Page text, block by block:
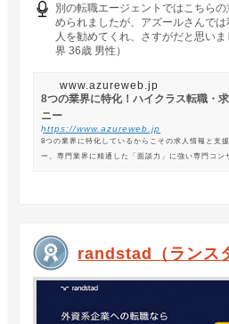
別の転職エージェントではこちら
められましたが、アズールさんで
人を勧めてくれ、さすがだと思い
界 36歳 男性）
www.azureweb.jp
8つの業界に特化！ハイクラス転職・
ニー
https://www.azureweb.jp
8つの業界に特化しているからこその求人情報と支
ー。専門業界に精通した「面談力」に強い専門コン
randstad（ランス